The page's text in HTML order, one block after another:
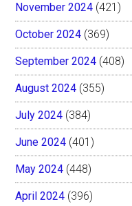
November 2024 (421)
October 2024 (369)
September 2024 (408)
August 2024 (355)
July 2024 (384)
June 2024 (401)
May 2024 (448)
April 2024 (396)